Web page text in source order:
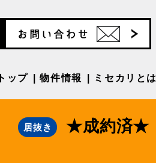
トップ 物件情報 ミセカリとは
居抜き ★成約済★